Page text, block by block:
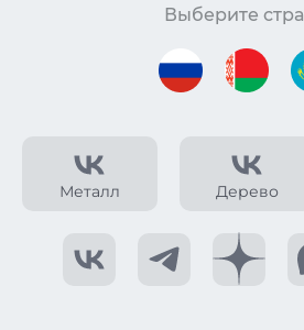
Металл Дерево
Выберите